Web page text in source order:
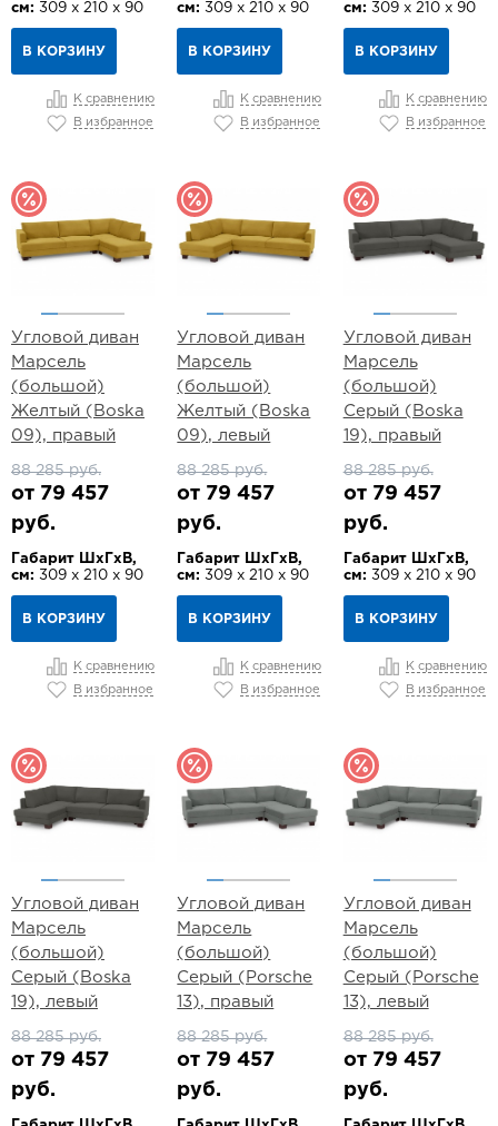
см: 309 х 210 х 90
В КОРЗИНУ
К сравнению
В избранное
см: 309 х 210 х 90
В КОРЗИНУ
К сравнению
В избранное
см: 309 х 210 х 90
В КОРЗИНУ
К сравнению
В избранное
Угловой диван
Марсель
(большой)
Желтый (Boska
09), правый
88 285 руб.
от 79 457
руб.
Габарит ШхГхВ,
см: 309 х 210 х 90
В КОРЗИНУ
К сравнению
В избранное
Угловой диван
Марсель
(большой)
Желтый (Boska
09), левый
88 285 руб.
от 79 457
руб.
Габарит ШхГхВ,
см: 309 х 210 х 90
В КОРЗИНУ
К сравнению
В избранное
Угловой диван
Марсель
(большой)
Серый (Boska
19), правый
88 285 руб.
от 79 457
руб.
Габарит ШхГхВ,
см: 309 х 210 х 90
В КОРЗИНУ
К сравнению
В избранное
Угловой диван
Марсель
(большой)
Серый (Boska
19), левый
88 285 руб.
от 79 457
руб.
Угловой диван
Марсель
(большой)
Серый (Porsche
13), правый
88 285 руб.
от 79 457
руб.
Угловой диван
Марсель
(большой)
Серый (Porsche
13), левый
88 285 руб.
от 79 457
руб.